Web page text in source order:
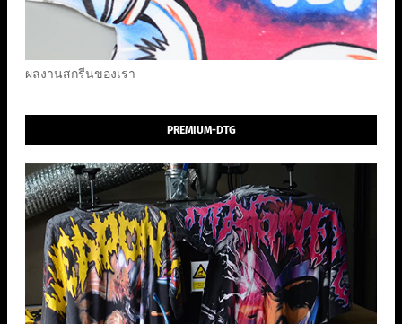
ผลงานสกรีนของเรา
PREMIUM-DTG